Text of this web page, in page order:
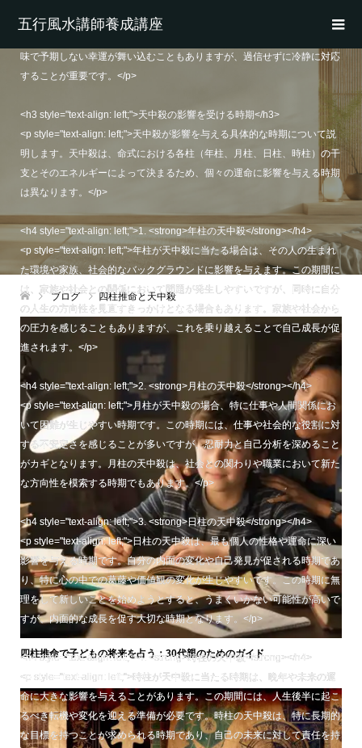
五行風水講師養成講座
なトラブルや問題が発生することもあります。しかし、このような困難
味で予期しない幸運が舞い込むこともありますが、過信せずに冷静に対応
することが重要です。</p>
<h3 style="text-align: left;">天中殺の影響を受ける時期</h3>
<p style="text-align: left;">天中殺が影響を与える具体的な時期について説
明します。天中殺は、命式における各柱（年柱、月柱、日柱、時柱）の干
支とそのエネルギーによって決まるため、個々の運命に影響を与える時期
は異なります。</p>
<h4 style="text-align: left;">1. <strong>年柱の天中殺</strong></h4>
<p style="text-align: left;">年柱が天中殺に当たる場合は、その人の生まれ
た環境や家族、社会的なバックグラウンドに影響を与えます。この期間に
は、家族や社会との関係において問題が発生しやすいですが、同時に自分
の人生の方向性を見直すきっかけとなる場合もあります。家族や社会から
の圧力を感じることもありますが、これを乗り越えることで自己成長が促
進されます。</p>
<h4 style="text-align: left;">2. <strong>月柱の天中殺</strong></h4>
<p style="text-align: left;">月柱が天中殺の場合、特に仕事や人間関係にお
いて困難が生じやすい時期です。この時期には、仕事や社会的な役割に対
する不安定さを感じることが多いですが、忍耐力と自己分析を深めること
がカギとなります。月柱の天中殺は、社会との関わりや職業において新た
な方向性を模索する時期でもあります。</p>
<h4 style="text-align: left;">3. <strong>日柱の天中殺</strong></h4>
<p style="text-align: left;">日柱の天中殺は、最も個人の性格や運命に深い
影響を与える時期です。自分の内面の変化や自己発見が促される時期であ
り、特に心の中での葛藤や価値観の変化が生じやすいです。この時期に無
理をして新しいことを始めようとすると、うまくいかない可能性が高いで
すが、内面的な成長を促す大切な時期となります。</p>
<h4 style="text-align: left;">4. <strong>時柱の天中殺</strong></h4>
<p style="text-align: left;">時柱が天中殺に当たる時期は、晩年や未来の運
命に大きな影響を与えることがあります。この期間には、人生後半に起こ
るべき転機や変化を迎える準備が必要です。時柱の天中殺は、特に長期的
な目標を持つことが求められる時期であり、自己の未来に対して責任を持
ブログ 四柱推命と天中殺
四柱推命で子どもの将来を占う：30代親のためのガイド